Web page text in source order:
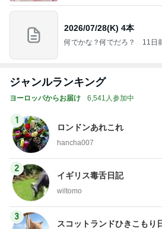
2026/07/28(K) 4本
何でかな？何でだろ？ 11日
ジャンルランキング
ヨーロッパからお届け 6,541人参加中
1
ロンドンあれこれ
hancha007
2
イギリス毒舌日記
wiltomo
3
スコットランドひきこもり